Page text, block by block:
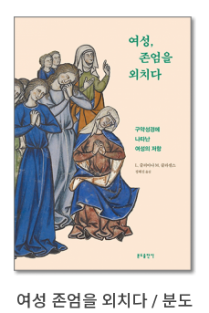
여성 존엄을 외치다 / 분도